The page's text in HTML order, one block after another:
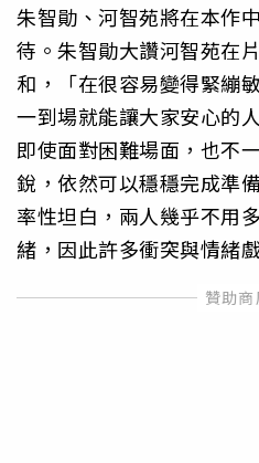
朱智勛、河智苑將在本作
待。朱智勛大讚河智苑在
和，「在很容易變得緊繃
一到場就能讓大家安心的
即使面對困難場面，也不
銳，依然可以穩穩完成準
率性坦白，兩人幾乎不用
緒，因此許多衝突與情緒